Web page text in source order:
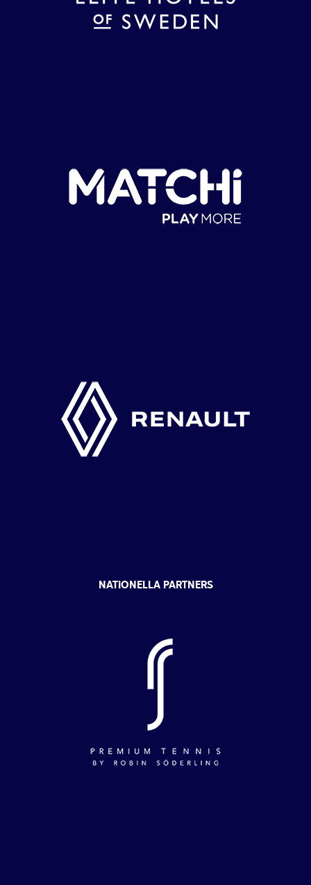
NATIONELLA PARTNERS